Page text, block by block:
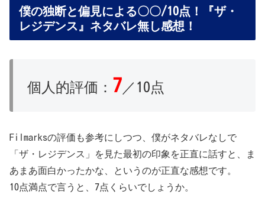
僕の独断と偏見による〇〇/10点！『ザ・
レジデンス』ネタバレ無し感想！
個人的評価： 7 ／10点
Filmarksの評価も参考にしつつ、僕がネタバレなしで
「ザ・レジデンス」を見た最初の印象を正直に話すと、ま
あまあ面白かったかな、というのが正直な感想です。
10点満点で言うと、7点くらいでしょうか。